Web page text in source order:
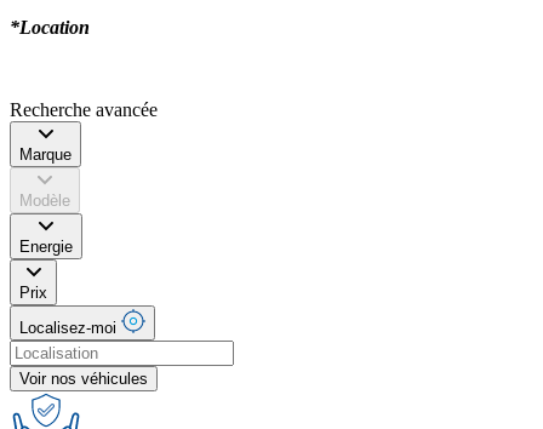
*Location
Recherche avancée
Marque
Modèle
Energie
Prix
Localisez-moi
Voir nos véhicules